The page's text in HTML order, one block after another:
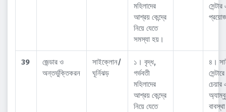
মহিলাদের
আশ্রয় কেন্দ্রে
নিয়ে যেতে
সমস্যা হয়।
39
জেন্ডার ও
অন্তর্ভুক্তিকরন
সাইক্লোন/
ঘূর্নিঝড়
১। বৃদ্ধ,
গর্ভবতী
মহিলাদের
আশ্রয় কেন্দ্রে
নিয়ে যেতে
৪।
চেয়ার